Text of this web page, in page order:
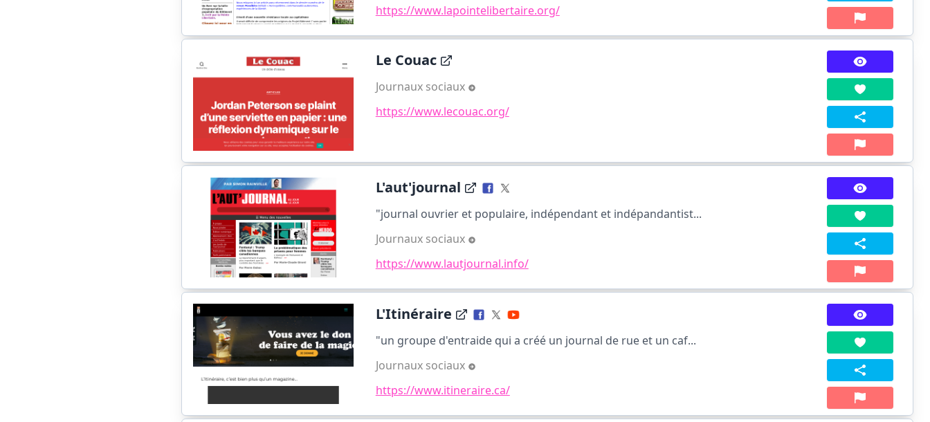
https://www.lapointelibertaire.org/
Le Couac
Journaux sociaux
https://www.lecouac.org/
L'aut'journal
"journal ouvrier et populaire, indépendant et indépandantist...
Journaux sociaux
https://www.lautjournal.info/
L'Itinéraire
"un groupe d'entraide qui a créé un journal de rue et un caf...
Journaux sociaux
https://www.itineraire.ca/